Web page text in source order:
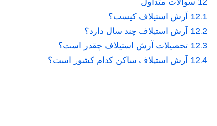
12 سوالات متداول
12.1 آرش استیلاف کیست؟
12.2 آرش استیلاف چند سال دارد؟
12.3 تحصیلات آرش استیلاف چقدر است؟
12.4 آرش استیلاف ساکن کدام کشور است؟